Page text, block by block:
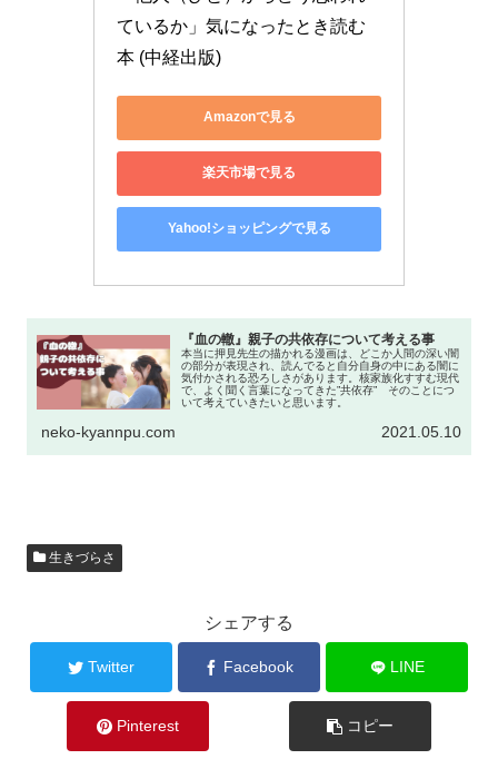
ているか」気になったとき読む
本 (中経出版)
Amazonで見る
楽天市場で見る
Yahoo!ショッピングで見る
『血の轍』親子の共依存について考える事
本当に押見先生の描かれる漫画は、どこか人間の深い闇
の部分が表現され、読んでると自分自身の中にある闇に
気付かされる恐ろしさがあります。核家族化すすむ現代
で、よく聞く言葉になってきた”共依存” そのことにつ
いて考えていきたいと思います。
neko-kyannpu.com 2021.05.10
生きづらさ
シェアする
Twitter Facebook LINE
Pinterest コピー